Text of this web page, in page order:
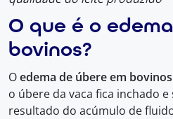
O que é o
bovinos?
Oedema de úbereem bovinos
o úbere da vaca fica inchado
resultado do acúmulo de